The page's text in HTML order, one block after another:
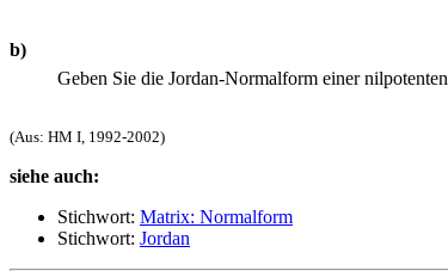
b)
Geben Sie die Jordan-Normalform einer
(Aus: HM I, 1992-2002)
siehe auch:
Stichwort: Matrix: Normalform
Stichwort: Jordan